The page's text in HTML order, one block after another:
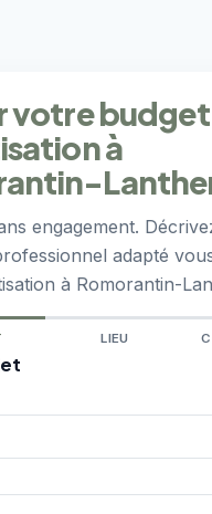
votre budget
à
engagement.
adapté
à Romorantin-
LIEU